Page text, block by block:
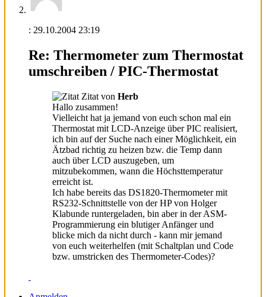
: 29.10.2004 23:19
Re: Thermometer zum Thermostat
umschreiben / PIC-Thermostat
Zitat von Herb
Hallo zusammen!
Vielleicht hat ja jemand von euch schon mal ein
Thermostat mit LCD-Anzeige über PIC realisiert,
ich bin auf der Suche nach einer Möglichkeit, ein
Ätzbad richtig zu heizen bzw. die Temp dann
auch über LCD auszugeben, um
mitzubekommen, wann die Höchsttemperatur
erreicht ist.
Ich habe bereits das DS1820-Thermometer mit
RS232-Schnittstelle von der HP von Holger
Klabunde runtergeladen, bin aber in der ASM-
Programmierung ein blutiger Anfänger und
blicke mich da nicht durch - kann mir jemand
von euch weiterhelfen (mit Schaltplan und Code
bzw. umstricken des Thermometer-Codes)?